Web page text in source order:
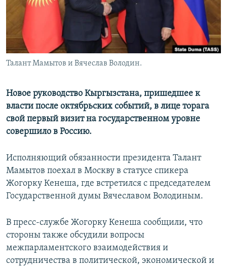
Талант Мамытов и Вячеслав Володин.
Новое руководство Кыргызстана, пришедшее к
власти после октябрьских событий, в лице торага
свой первый визит на государственном уровне
совершило в Россию.
Исполняющий обязанности президента Талант
Мамытов поехал в Москву в статусе спикера
Жогорку Кенеша, где встретился с председателем
Государственной думы Вячеславом Володиным.
В пресс-службе Жогорку Кенеша сообщили, что
стороны также обсудили вопросы
межпарламентского взаимодействия и
сотрудничества в политической, экономической и